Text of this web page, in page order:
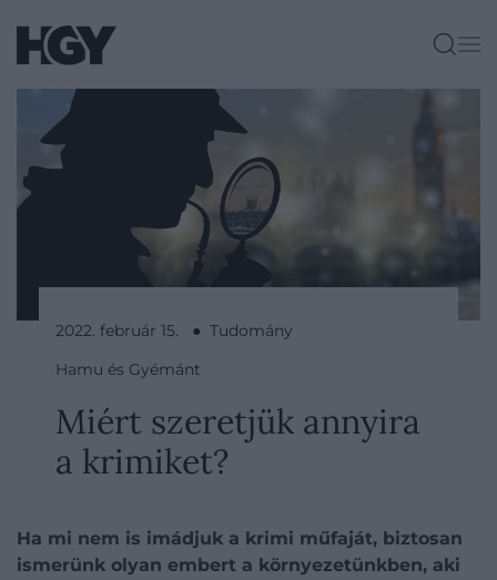
2022. február 15. ● Tudomány
Hamu és Gyémánt
Miért szeretjük annyira
a krimiket?
Ha mi nem is imádjuk a krimi műfaját, biztosan
ismerünk olyan embert a környezetünkben, aki